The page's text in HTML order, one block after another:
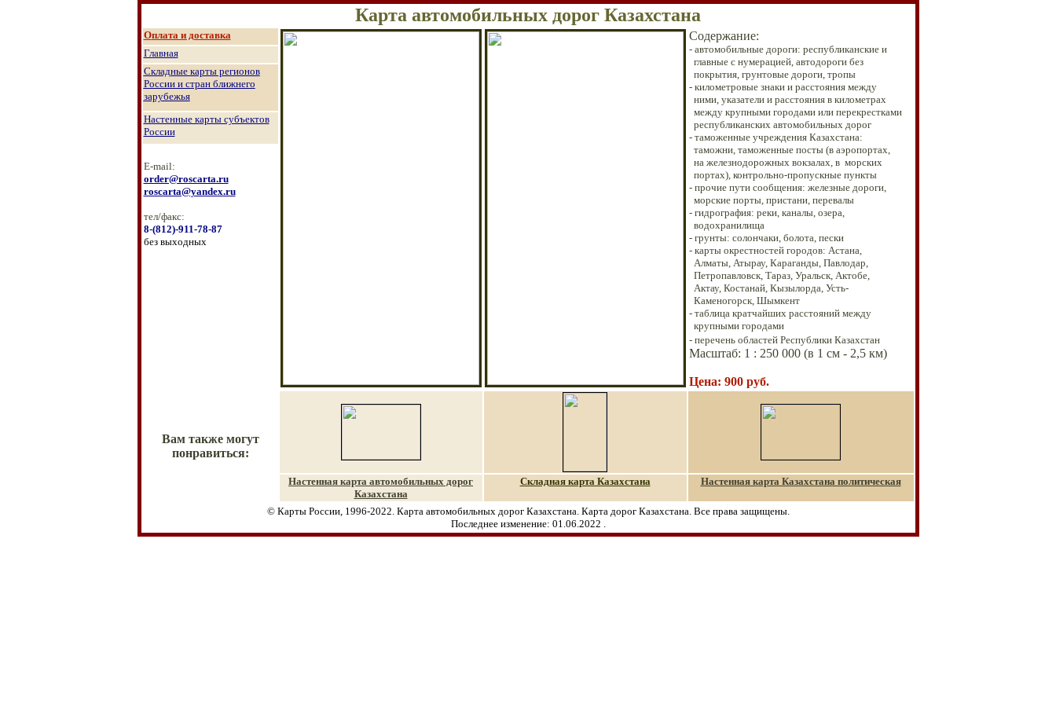
Карта автомобильных дорог Казахстана
Оплата и доставка Содержание:
- автомобильные дороги: республиканские и
главные с нумерацией, автодороги без
покрытия, грунтовые дороги, тропы
- километровые знаки и расстояния между
ними, указатели и расстояния в километрах
между крупными городами или перекрестками
республиканских автомобильных дорог
- таможенные учреждения Казахстана:
таможни, таможенные посты (в аэропортах,
на железнодорожных вокзалах, в морских
портах), контрольно-пропускные пункты
-прочие пути сообщения: железные дороги,
морские порты, пристани, перевалы
- гидрография: реки, каналы, озера,
водохранилища
- грунты: солончаки, болота, пески
- карты окрестностей городов: Астана,
Алматы, Атырау, Караганды, Павлодар,
Петропавловск, Тараз, Уральск, Актобе,
Актау, Костанай, Кызылорда, Усть-
Каменогорск, Шымкент
- таблица кратчайших расстояний между
крупными городами
- перечень областей Республики Казахстан
Масштаб: 1 : 250 000(в 1 см - 2,5 км)
Цена: 900 руб.
Главная
Складные карты регионов
России и стран ближнего
зарубежья
Настенные карты субъектов
России
E-mail:
order@roscarta.ru
roscarta@yandex.ru
тел/факс:
8-(812)-911-78-87
без выходных
Вам также могут
понравиться:
Настенная карта автомобильных дорог
Казахстана
Складная карта Казахстана Настенная карта Казахстана политическая
© Карты России, 1996-2022. Карта автомобильных дорог Казахстана. Карта дорог Казахстана. Все права защищены.
Последнее изменение: 01.06.2022 .